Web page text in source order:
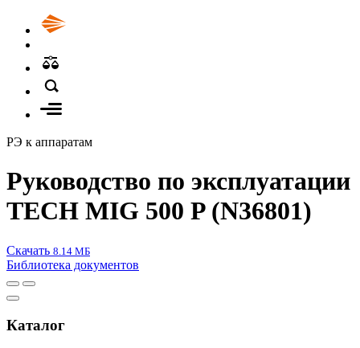
РЭ к аппаратам
Руководство по эксплуатации
TECH MIG 500 P (N36801)
Скачать 8.14 МБ
Библиотека документов
Каталог